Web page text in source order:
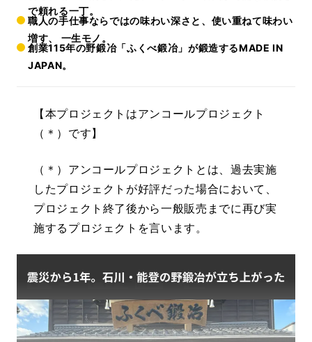
で頼れる一丁。
職人の手仕事ならではの味わい深さと、使い重ねて味わい
増す、 一生モノ。
創業115年の野鍛冶「ふくべ鍛冶」が鍛造するMADE IN
JAPAN。
【本プロジェクトはアンコールプロジェクト
（＊）です】
（＊）アンコールプロジェクトとは、過去実施
したプロジェクトが好評だった場合において、
プロジェクト終了後から一般販売までに再び実
施するプロジェクトを言います。